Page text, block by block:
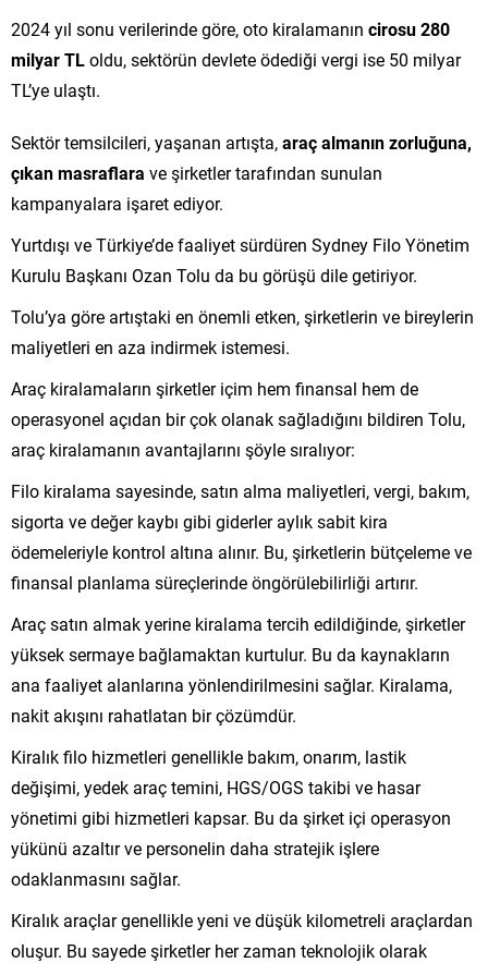
2024 yıl sonu verilerinde göre, oto kiralamanın cirosu 280
milyar TLoldu, sektörün devlete ödediği vergi ise 50 milyar
TL’ye ulaştı.
Sektör temsilcileri, yaşanan artışta,araç almanın zorluğuna,
çıkan masraflara ve şirketler tarafından sunulan
kampanyalara işaret ediyor.
Yurtdışı ve Türkiye’de faaliyet sürdüren Sydney Filo Yönetim
Kurulu Başkanı Ozan Tolu da bu görüşü dile getiriyor.
Tolu’ya göre artıştaki en önemli etken, şirketlerin ve bireylerin
maliyetleri en aza indirmek istemesi.
Araç kiralamaların şirketler içim hem finansal hem de
operasyonel açıdan bir çok olanak sağladığını bildiren Tolu,
araç kiralamanın avantajlarını şöyle sıralıyor:
Filo kiralama sayesinde, satın alma maliyetleri, vergi, bakım,
sigorta ve değer kaybı gibi giderler aylık sabit kira
ödemeleriyle kontrol altına alınır. Bu, şirketlerin bütçeleme ve
finansal planlama süreçlerinde öngörülebilirliği artırır.
Araç satın almak yerine kiralama tercih edildiğinde, şirketler
yüksek sermaye bağlamaktan kurtulur. Bu da kaynakların
ana faaliyet alanlarına yönlendirilmesini sağlar. Kiralama,
nakit akışını rahatlatan bir çözümdür.
Kiralık filo hizmetleri genellikle bakım, onarım, lastik
değişimi, yedek araç temini, HGS/OGS takibi ve hasar
yönetimi gibi hizmetleri kapsar. Bu da şirket içi operasyon
yükünü azaltır ve personelin daha stratejik işlere
odaklanmasını sağlar.
Kiralık araçlar genellikle yeni ve düşük kilometreli araçlardan
oluşur. Bu sayede şirketler her zaman teknolojik olarak